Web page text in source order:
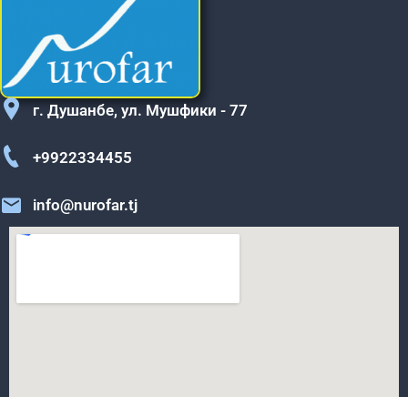
г. Душанбе, ул. Мушфики - 77
+9922334455
info@nurofar.tj